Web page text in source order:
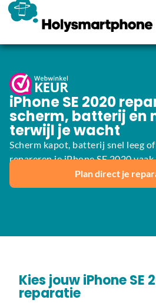
iPhone SE 2020
scherm, batterij en
terwijl je wacht
Scherm kapot, batterij snel leeg
repareren je iPhone SE 2020
Plan direct je
Kies jouw iPhone SE
reparatie